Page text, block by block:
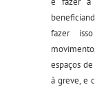
fazer
espaços
à greve, e